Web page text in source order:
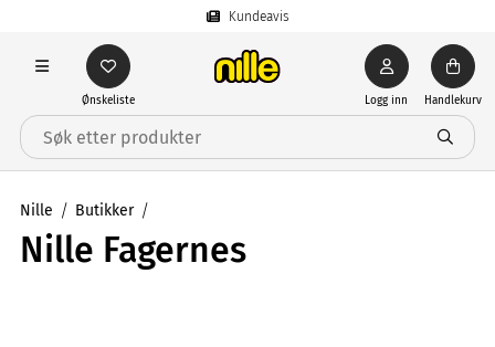
Kundeavis
Ønskeliste Logg inn Handlekurv
Nille Butikker
Nille Fagernes